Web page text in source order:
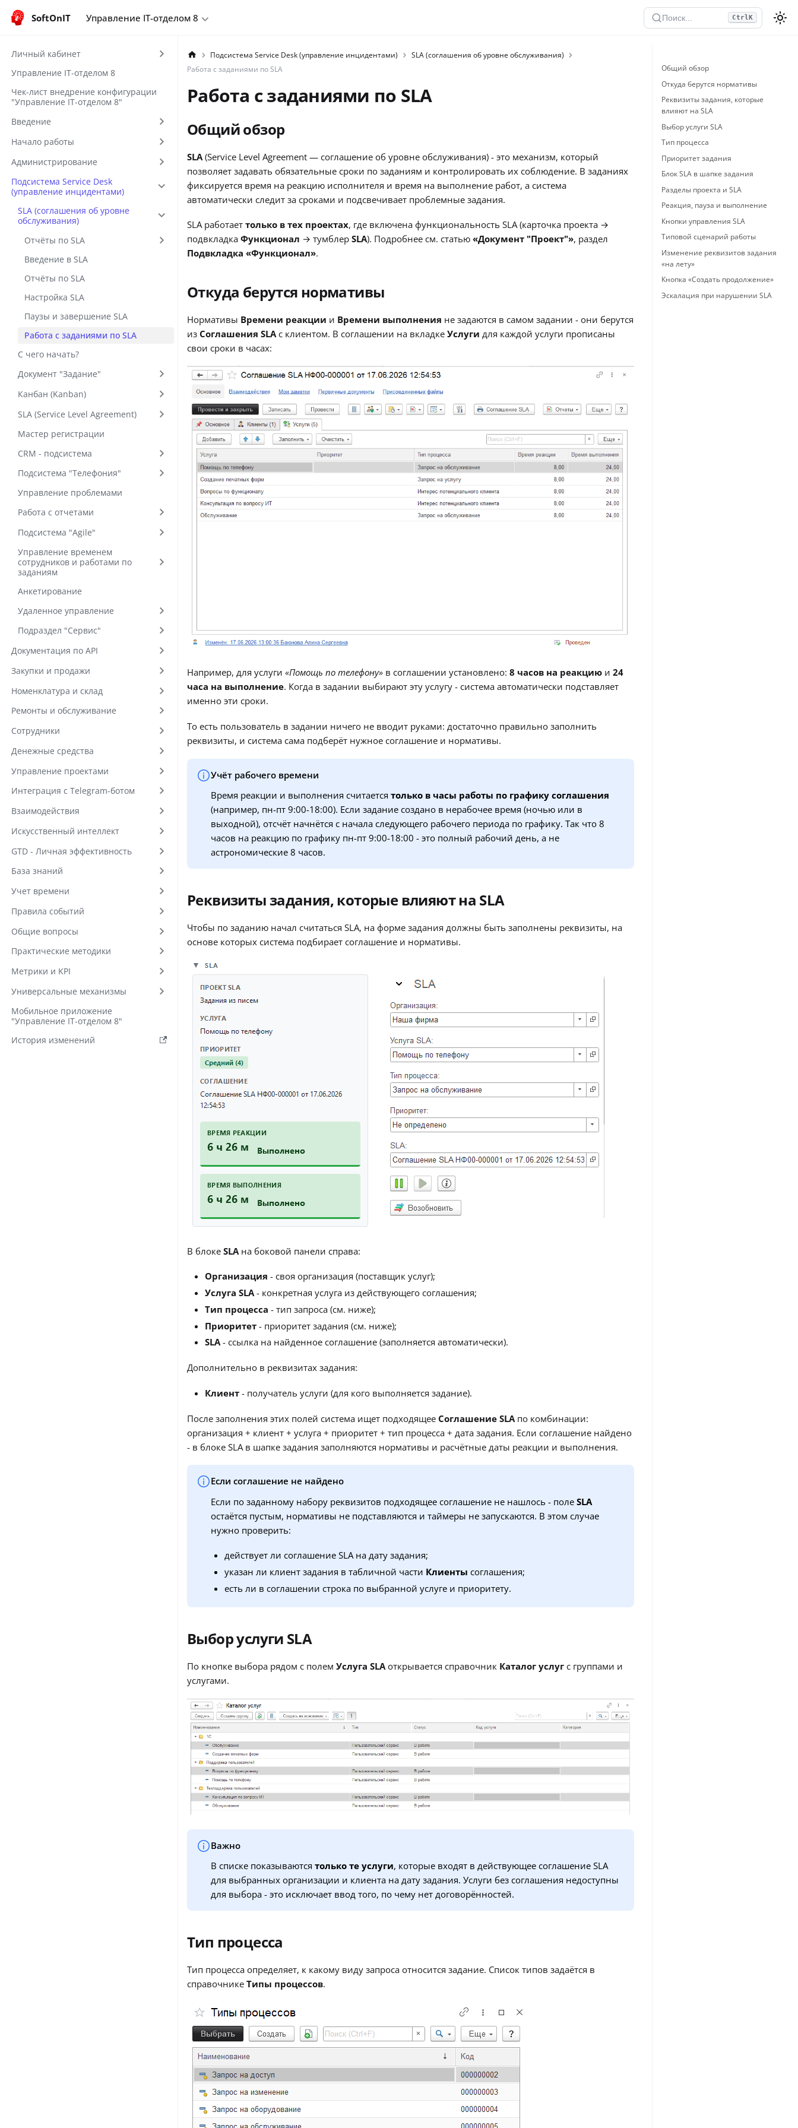
SoftOnIT Управление IT-отделом 8 Поиск... CtrlK
Личный кабинет
Управление IT-отделом 8
Чек-лист внедрение конфигурации
"Управление IT-отделом 8"
Введение
Начало работы
Администрирование
Подсистема Service Desk
(управление инцидентами)
SLA (соглашения об уровне
обслуживания)
Отчёты по SLA
Введение в SLA
Отчёты по SLA
Настройка SLA
Паузы и завершение SLA
Работа с заданиями по SLA
С чего начать?
Документ "Задание"
Канбан (Kanban)
SLA (Service Level Agreement)
Мастер регистрации
СRM - подсистема
Подсистема "Телефония"
Управление проблемами
Работа с отчетами
Подсистема "Agile"
Управление временем
сотрудников и работами по
заданиям
Анкетирование
Удаленное управление
Подраздел "Сервис"
Документация по API
Закупки и продажи
Номенклатура и склад
Ремонты и обслуживание
Сотрудники
Денежные средства
Управление проектами
Интеграция с Telegram-ботом
Взаимодействия
Искусственный интеллект
GTD - Личная эффективность
База знаний
Учет времени
Правила событий
Общие вопросы
Практические методики
Метрики и KPI
Универсальные механизмы
Мобильное приложение
"Управление IT-отделом 8"
История изменений
Подсистема Service Desk (управление инцидентами)
SLA (соглашения об уровне обслуживания)
Работа с заданиями по SLA
Работа с заданиями по SLA
Общий обзор
SLA (Service Level Agreement — соглашение об уровне обслуживания) - это механизм, который
позволяет задавать обязательные сроки по заданиям и контролировать их соблюдение. В заданиях
фиксируется время на реакцию исполнителя и время на выполнение работ, а система
автоматически следит за сроками и подсвечивает проблемные задания.
SLA работает только в тех проектах, где включена функциональность SLA (карточка проекта →
подвкладка Функционал → тумблер SLA). Подробнее см. статью «Документ "Проект"», раздел
Подвкладка «Функционал».
Откуда берутся нормативы
Нормативы Времени реакции и Времени выполнения не задаются в самом задании - они берутся
из Соглашения SLA с клиентом. В соглашении на вкладке Услуги для каждой услуги прописаны
свои сроки в часах:
Например, для услуги «Помощь по телефону» в соглашении установлено: 8 часов на реакцию и 24
часа на выполнение. Когда в задании выбирают эту услугу - система автоматически подставляет
именно эти сроки.
То есть пользователь в задании ничего не вводит руками: достаточно правильно заполнить
реквизиты, и система сама подберёт нужное соглашение и нормативы.
Учёт рабочего времени
Время реакции и выполнения считается только в часы работы по графику соглашения
(например, пн-пт 9:00-18:00). Если задание создано в нерабочее время (ночью или в
выходной), отсчёт начнётся с начала следующего рабочего периода по графику. Так что 8
часов на реакцию по графику пн-пт 9:00-18:00 - это полный рабочий день, а не
астрономические 8 часов.
Реквизиты задания, которые влияют на SLA
Чтобы по заданию начал считаться SLA, на форме задания должны быть заполнены реквизиты, на
основе которых система подбирает соглашение и нормативы.
В блоке SLA на боковой панели справа:
Организация - своя организация (поставщик услуг);
Услуга SLA- конкретная услуга из действующего соглашения;
Тип процесса - тип запроса (см. ниже);
Приоритет - приоритет задания (см. ниже);
SLA- ссылка на найденное соглашение (заполняется автоматически).
Дополнительно в реквизитах задания:
Клиент - получатель услуги (для кого выполняется задание).
После заполнения этих полей система ищет подходящее Соглашение SLA по комбинации:
организация + клиент + услуга + приоритет + тип процесса + дата задания. Если соглашение найдено
- в блоке SLA в шапке задания заполняются нормативы и расчётные даты реакции и выполнения.
Если соглашение не найдено
Если по заданному набору реквизитов подходящее соглашение не нашлось - поле SLA
остаётся пустым, нормативы не подставляются и таймеры не запускаются. В этом случае
нужно проверить:
действует ли соглашение SLA на дату задания;
указан ли клиент задания в табличной части Клиенты соглашения;
есть ли в соглашении строка по выбранной услуге и приоритету.
Выбор услуги SLA
По кнопке выбора рядом с полем Услуга SLA открывается справочник Каталог услуг с группами и
услугами.
Важно
В списке показываются только те услуги, которые входят в действующее соглашение SLA
для выбранных организации и клиента на дату задания. Услуги без соглашения недоступны
для выбора - это исключает ввод того, по чему нет договорённостей.
Тип процесса
Тип процесса определяет, к какому виду запроса относится задание. Список типов задаётся в
справочнике Типы процессов.
Общий обзор
Откуда берутся нормативы
Реквизиты задания, которые
влияют на SLA
Выбор услуги SLA
Тип процесса
Приоритет задания
Блок SLA в шапке задания
Разделы проекта и SLA
Реакция, пауза и выполнение
Кнопки управления SLA
Типовой сценарий работы
Изменение реквизитов задания
«на лету»
Кнопка «Создать продолжение»
Эскалация при нарушении SLA